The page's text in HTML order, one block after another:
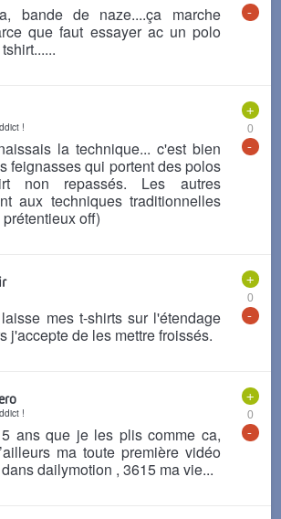
-
bande de naze....ça marche
que faut essayer ac un polo
+
0
-
!
la technique... c'est bien
feignasses qui portent des polos
non repassés. Les autres
aux techniques traditionnelles
off)
+
0
-
mes t-shirts sur l'étendage
j'accepte de les mettre froissés.
+
0
-
!
ans que je les plis comme ca,
ma toute première vidéo
dailymotion , 3615 ma vie...